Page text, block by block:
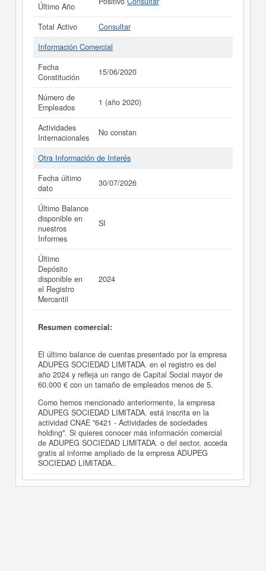
Último Año
Total Activo
Consultar
Información Comercial
Fecha
Constitución
15/06/2020
Número de
Empleados
1 (año 2020)
Actividades
Internacionales
No constan
Otra Información de Interés
Fecha último
dato
30/07/2026
Último Balance
disponible en
nuestros
Informes
SI
Último
Depósito
disponible en
el Registro
Mercantil
2024
Resumen comercial:
El último balance de cuentas presentado por la empresa
ADUPEG SOCIEDAD LIMITADA. en el registro es del
año 2024 y refleja un rango de Capital Social mayor de
60.000 € con un tamaño de empleados menos de 5.
Como hemos mencionado anteriormente, la empresa
ADUPEG SOCIEDAD LIMITADA. está inscrita en la
actividad CNAE "6421 - Actividades de sociedades
holding". Si quieres conocer más información comercial
de ADUPEG SOCIEDAD LIMITADA. o del sector, acceda
gratis al informe ampliado de la empresa ADUPEG
SOCIEDAD LIMITADA..